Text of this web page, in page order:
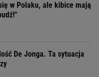
w Polaku, ale kibice mają
De Jonga. Ta sytuacja